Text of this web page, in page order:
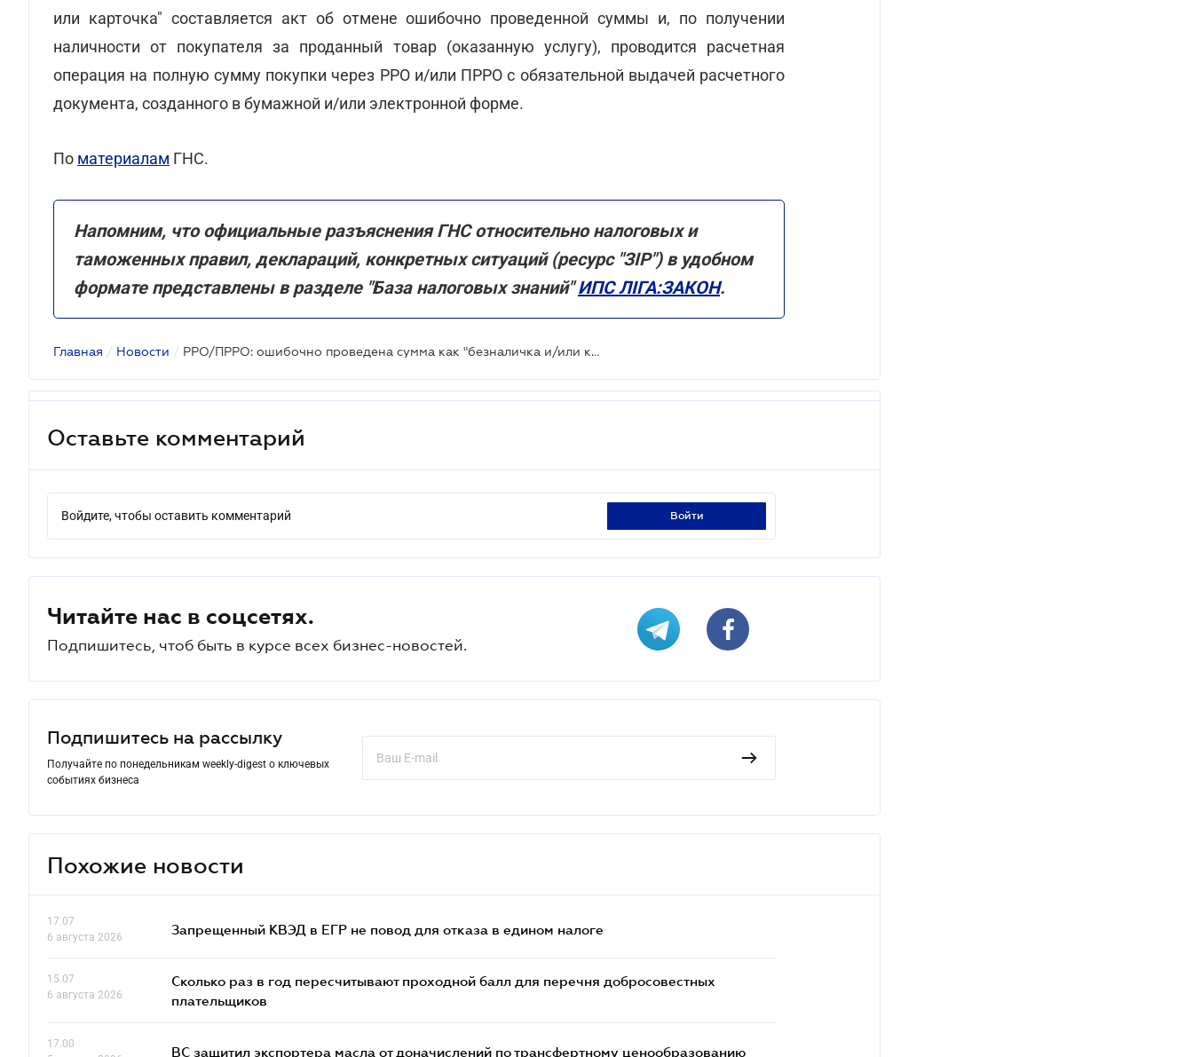
или карточка" составляется акт об отмене ошибочно проведенной суммы и, по получении
наличности от покупателя за проданный товар (оказанную услугу), проводится расчетная
операция на полную сумму покупки через РРО и/или ПРРО с обязательной выдачей расчетного
документа, созданного в бумажной и/или электронной форме.
По материалам ГНС.
Напомним, что официальные разъяснения ГНС относительно налоговых и
таможенных правил, деклараций, конкретных ситуаций (ресурс "ЗІР") в удобном
формате представлены в разделе "База налоговых знаний"ИПС ЛІГА:ЗАКОН.
Главная / Новости / РРО/ПРРО: ошибочно проведена сумма как "безналичка и/или карточка" вместо "наличка"
Оставьте комментарий
Войдите, чтобы оставить комментарий войти
Читайте нас в соцсетях.
Подпишитесь, чтоб быть в курсе всех бизнес-новостей.
Подпишитесь на рассылку
Получайте по понедельникам weekly-digest о ключевых
событиях бизнеса
Похожие новости
17.07
6 августа 2026
Запрещенный КВЭД в ЕГР не повод для отказа в едином налоге
15.07
6 августа 2026
Сколько раз в год пересчитывают проходной балл для перечня добросовестных
плательщиков
17.00
ВС защитил экспортера масла от доначислений по трансфертному ценообразованию